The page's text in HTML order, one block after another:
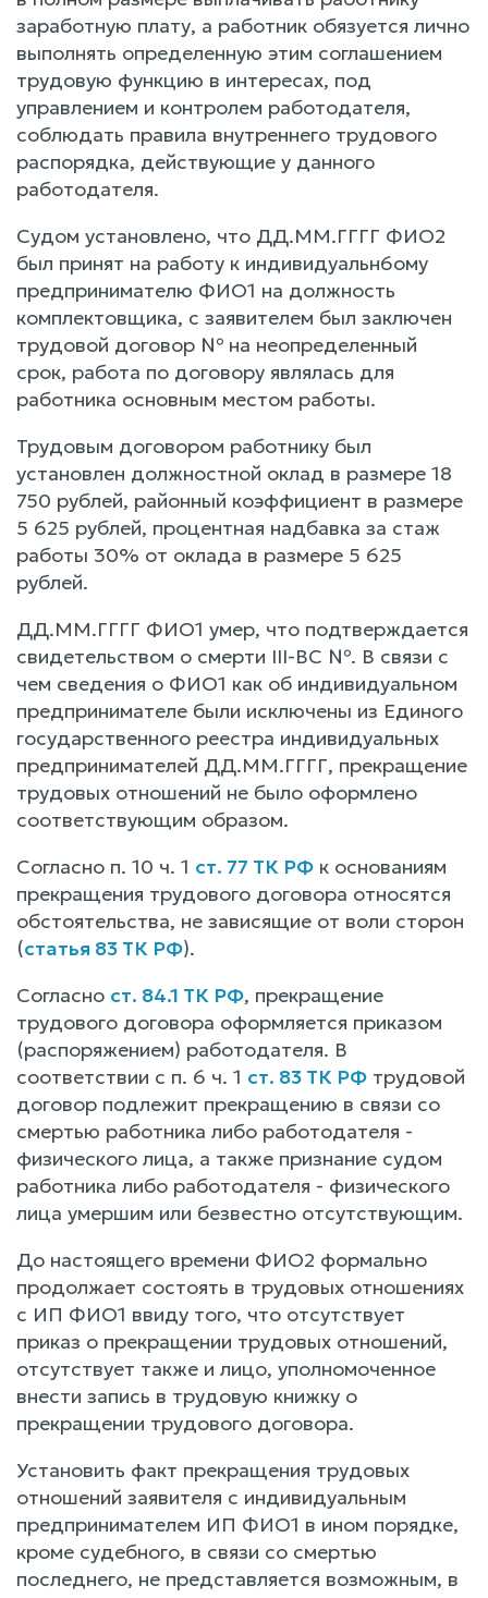
заработную плату, а работник обязуется лично
выполнять определенную этим соглашением
трудовую функцию в интересах, под
управлением и контролем работодателя,
соблюдать правила внутреннего трудового
распорядка, действующие у данного
работодателя.
Судом установлено, что ДД.ММ.ГГГГ ФИО2
был принят на работу к индивидуальн6ому
предпринимателю ФИО1 на должность
комплектовщика, с заявителем был заключен
трудовой договор № на неопределенный
срок, работа по договору являлась для
работника основным местом работы.
Трудовым договором работнику был
установлен должностной оклад в размере 18
750 рублей, районный коэффициент в размере
5 625 рублей, процентная надбавка за стаж
работы 30% от оклада в размере 5 625
рублей.
ДД.ММ.ГГГГ ФИО1 умер, что подтверждается
свидетельством о смерти III-ВС №. В связи с
чем сведения о ФИО1 как об индивидуальном
предпринимателе были исключены из Единого
государственного реестра индивидуальных
предпринимателей ДД.ММ.ГГГГ, прекращение
трудовых отношений не было оформлено
соответствующим образом.
Согласно п. 10 ч. 1 ст. 77 ТК РФ к основаниям
прекращения трудового договора относятся
обстоятельства, не зависящие от воли сторон
(статья 83 ТК РФ).
Согласно ст. 84.1 ТК РФ, прекращение
трудового договора оформляется приказом
(распоряжением) работодателя. В
соответствии с п. 6 ч. 1 ст. 83 ТК РФ трудовой
договор подлежит прекращению в связи со
смертью работника либо работодателя -
физического лица, а также признание судом
работника либо работодателя - физического
лица умершим или безвестно отсутствующим.
До настоящего времени ФИО2 формально
продолжает состоять в трудовых отношениях
с ИП ФИО1 ввиду того, что отсутствует
приказ о прекращении трудовых отношений,
отсутствует также и лицо, уполномоченное
внести запись в трудовую книжку о
прекращении трудового договора.
Установить факт прекращения трудовых
отношений заявителя с индивидуальным
предпринимателем ИП ФИО1 в ином порядке,
кроме судебного, в связи со смертью
последнего, не представляется возможным, в